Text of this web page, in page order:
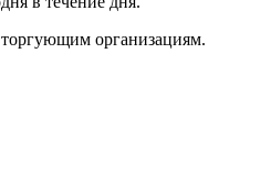
торгующим организациям.